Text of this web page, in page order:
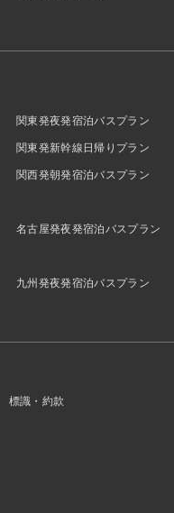
関東発夜発宿泊バスプラン
関東発新幹線日帰りプラン
関西発朝発宿泊バスプラン
名古屋発夜発宿泊バスプラン
九州発夜発宿泊バスプラン
標識・約款